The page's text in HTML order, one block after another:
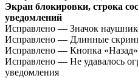
Экран блокировки, строка
уведомлений
Исправлено — Значок
Исправлено — Длинные
Исправлено — Кнопка «Назад»
Исправлено — Не удавалось
уведомления